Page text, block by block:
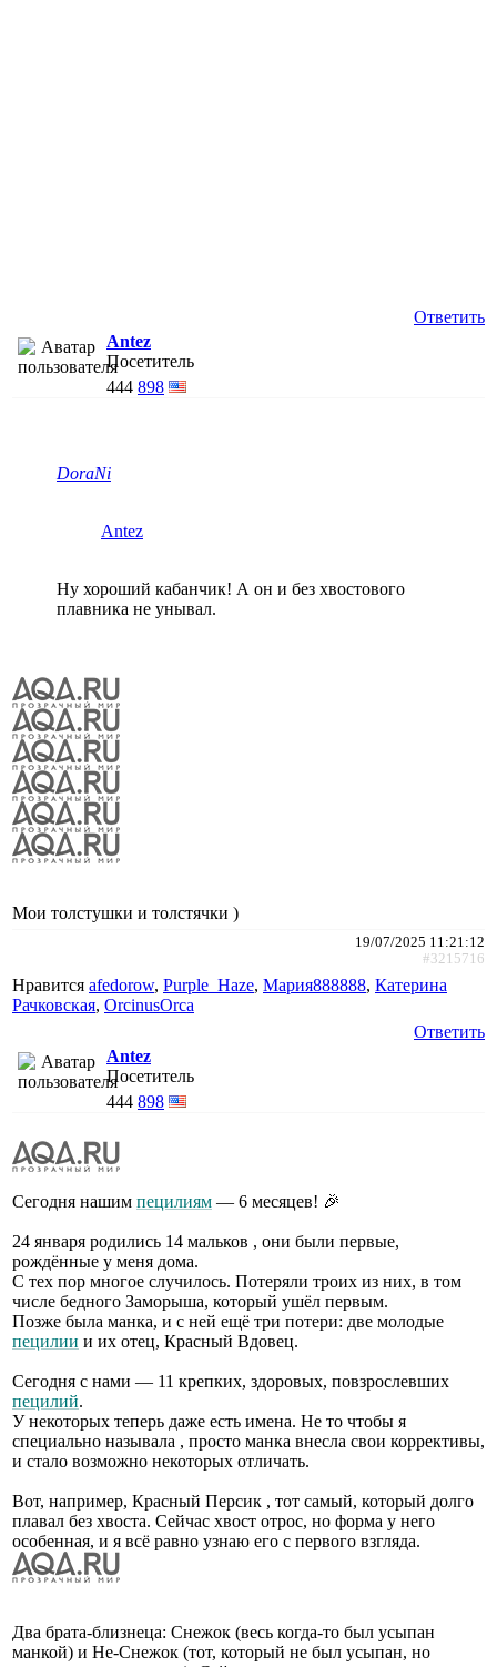
Ответить
Antez
Посетитель
444 898
DoraNi
Antez
Ну хороший кабанчик! А он и без хвостового
плавника не унывал.
Мои толстушки и толстячки )
19/07/2025 11:21:12
#3215716
Нравится afedorow, Purple_Haze, Мария888888, Катерина
Рачковская, ОrcinusОrca
Ответить
Antez
Посетитель
444 898
Сегодня нашим пецилиям — 6 месяцев! 🎉
24 января родились 14 мальков , они были первые,
рождённые у меня дома.
С тех пор многое случилось. Потеряли троих из них, в том
числе бедного Заморыша, который ушёл первым.
Позже была манка, и с ней ещё три потери: две молодые
пецилии и их отец, Красный Вдовец.
Сегодня с нами — 11 крепких, здоровых, повзрослевших
пецилий.
У некоторых теперь даже есть имена. Не то чтобы я
специально называла , просто манка внесла свои коррективы,
и стало возможно некоторых отличать.
Вот, например, Красный Персик , тот самый, который долго
плавал без хвоста. Сейчас хвост отрос, но форма у него
особенная, и я всё равно узнаю его с первого взгляда.
Два брата-близнеца: Снежок (весь когда-то был усыпан
манкой) и Не-Снежок (тот, который не был усыпан, но